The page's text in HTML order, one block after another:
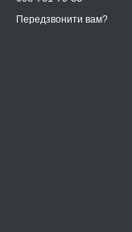
Передзвонити вам?